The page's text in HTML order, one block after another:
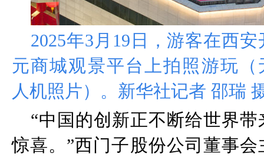
2025年3 月 19 日，游客在西安
元商城观景平台上拍照游玩（
人机照片）。新华社记者 邵瑞
“中国的创新正不断给世界带
惊喜。 ”西门子股份公司董事会